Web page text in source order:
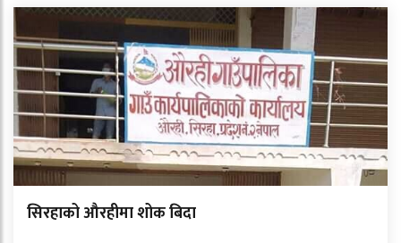
सिरहाको औरहीमा शोक बिदा